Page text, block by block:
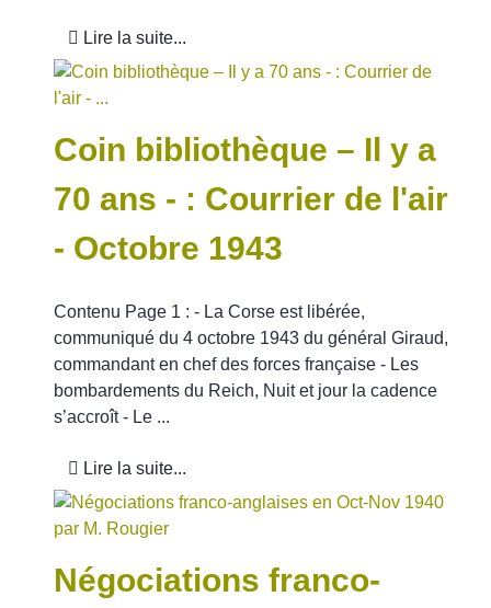
Lire la suite...
Coin bibliothèque – Il y a
70 ans - : Courrier de l'air
- Octobre 1943
Contenu Page 1 : - La Corse est libérée,
communiqué du 4 octobre 1943 du général Giraud,
commandant en chef des forces française - Les
bombardements du Reich, Nuit et jour la cadence
s’accroît - Le ...
Lire la suite...
Négociations franco-